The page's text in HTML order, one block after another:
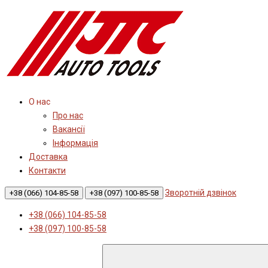
О нас
Про нас
Вакансії
Інформація
Доставка
Контакти
+38 (066) 104-85-58 +38 (097) 100-85-58 Зворотній дзвінок
+38 (066) 104-85-58
+38 (097) 100-85-58